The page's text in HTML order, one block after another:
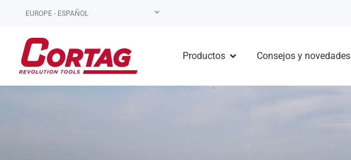
EUROPE - ESPAÑOL
Productos Consejos y novedades